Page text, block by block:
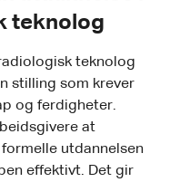
teknolog
teknolog
stilling som krever
og ferdigheter.
at
utdannelsen
effektivt. Det gir